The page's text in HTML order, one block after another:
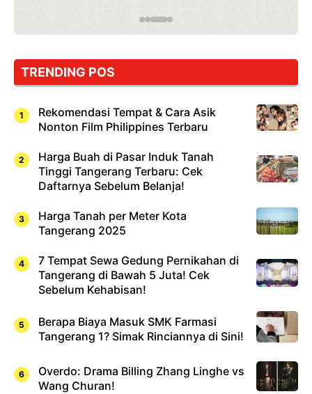
TRENDING POS
Rekomendasi Tempat & Cara Asik
Nonton Film Philippines Terbaru
Harga Buah di Pasar Induk Tanah
Tinggi Tangerang Terbaru: Cek
Daftarnya Sebelum Belanja!
Harga Tanah per Meter Kota
Tangerang 2025
7 Tempat Sewa Gedung Pernikahan di
Tangerang di Bawah 5 Juta! Cek
Sebelum Kehabisan!
Berapa Biaya Masuk SMK Farmasi
Tangerang 1? Simak Rinciannya di Sini!
Overdo: Drama Billing Zhang Linghe vs
Wang Churan!